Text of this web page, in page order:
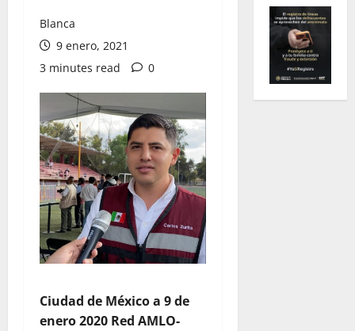
Blanca
9 enero, 2021
3 minutes read
0
Ciudad de México a 9 de
enero 2020 Red AMLO-